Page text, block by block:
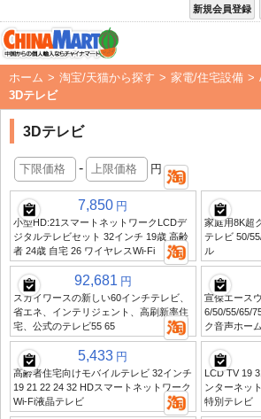
新規会員登録
ホーム > 淘宝/天猫から探す > 家電/住宅設備 >
3Dテレビ
3Dテレビ
- 円
7,850 円
小型HD:21スマートネットワークLCDデ
ジタルテレビセット 32インチ 19歳 高齢
者 24歳 自宅 26 ワイヤレスWi-Fi
家庭用8K超
テレビ 50/
ル
92,681 円
スカイワースの新しい60インチテレビ、
省エネ、インテリジェント、高刷新率住
宅、公式のテレビ55 65
宣傑エース
6/50/55/65/
ク音声ホー
5,433 円
高齢者住宅向けモバイルテレビ 32インチ
19 21 22 24 32 HDスマートネットワーク
Wi-Fi液晶テレビ
LCD TV 19
ンターネッ
特別テレビ